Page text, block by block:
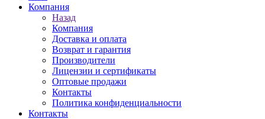
Компания
Назад
Компания
Доставка и оплата
Возврат и гарантия
Производители
Лицензии и сертификаты
Оптовые продажи
Контакты
Политика конфиденциальности
Контакты